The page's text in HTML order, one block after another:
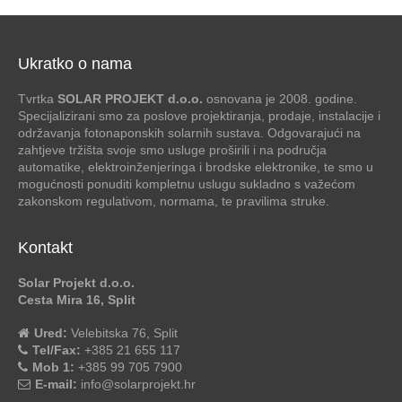
Ukratko o nama
Tvrtka SOLAR PROJEKT d.o.o. osnovana je 2008. godine.
Specijalizirani smo za poslove projektiranja, prodaje, instalacije i
održavanja fotonaponskih solarnih sustava. Odgovarajući na
zahtjeve tržišta svoje smo usluge proširili i na područja
automatike, elektroinženjeringa i brodske elektronike, te smo u
mogućnosti ponuditi kompletnu uslugu sukladno s važećom
zakonskom regulativom, normama, te pravilima struke.
Kontakt
Solar Projekt d.o.o.
Cesta Mira 16, Split
Ured: Velebitska 76, Split
Tel/Fax: +385 21 655 117
Mob 1: +385 99 705 7900
E-mail: info@solarprojekt.hr